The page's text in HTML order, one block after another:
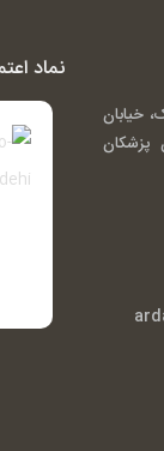
خیابان
ساختمان پزشکان
نماد